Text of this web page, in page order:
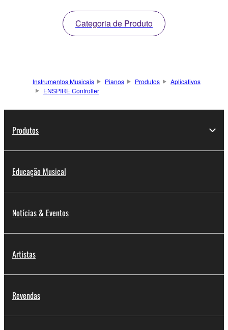
Categoria de Produto
Instrumentos Musicais Pianos Produtos
Aplicativos
ENSPIRE Controller
Produtos
Educação Musical
Notícias & Eventos
Artistas
Revendas